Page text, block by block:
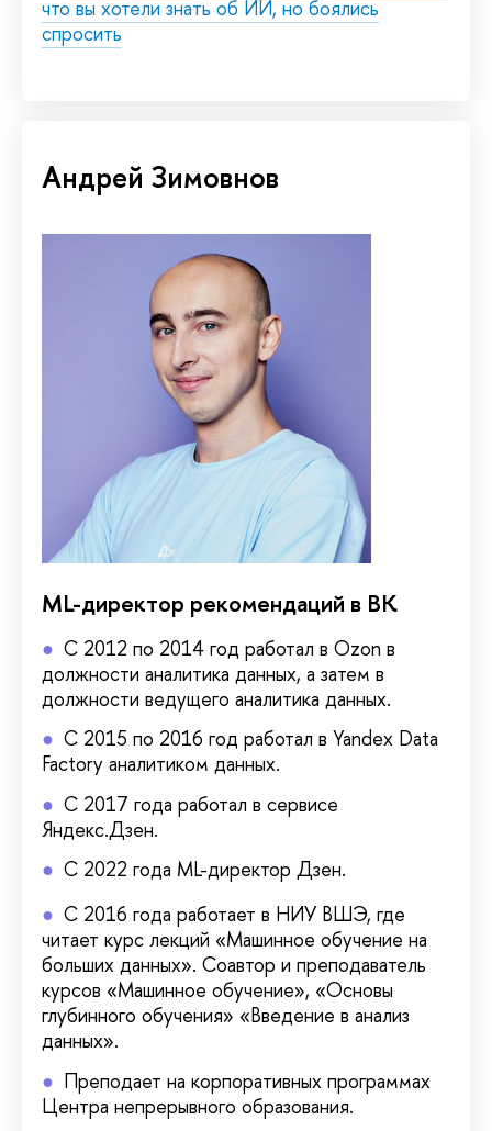
что вы хотели знать об ИИ, но боялись
спросить
Андрей Зимовнов
ML-директор рекомендаций в ВК
С 2012 по 2014 год работал в Ozon в
должности аналитика данных, а затем в
должности ведущего аналитика данных.
С 2015 по 2016 год работал в Yandex Data
Factory аналитиком данных.
С 2017 года работал в сервисе
Яндекс.Дзен.
С 2022 года ML-директор Дзен.
С 2016 года работает в НИУ ВШЭ, где
читает курс лекций «Машинное обучение на
больших данных». Соавтор и преподаватель
курсов «Машинное обучение», «Основы
глубинного обучения» «Введение в анализ
данных».
Преподает на корпоративных программах
Центра непрерывного образования.